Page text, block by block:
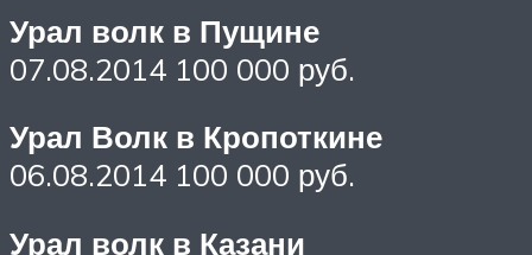
Урал волк в Пущине
07.08.2014 100 000 руб.
Урал Волк в Кропоткине
06.08.2014 100 000 руб.
Урал волк в Казани